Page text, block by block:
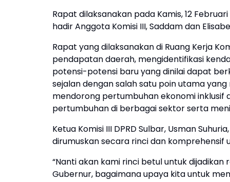
Rapat dilaksanakan pada Kamis, 12
hadir Anggota Komisi III, Saddam dan
Rapat yang dilaksanakan di Ruang Kerja
pendapatan daerah, mengidentifikasi
potensi-potensi baru yang dinilai dapat
sejalan dengan salah satu poin utama yang
mendorong pertumbuhan ekonomi
pertumbuhan di berbagai sektor serta
Ketua Komisi III DPRD Sulbar, Usman
dirumuskan secara rinci dan komprehensif
“Nanti akan kami rinci betul untuk
Gubernur, bagaimana upaya kita untuk